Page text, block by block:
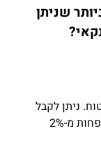
שניתן
ניתן לקבל
הלוואה בגובה 50% מהסכום הצבור בקרן בפחות מ-2%